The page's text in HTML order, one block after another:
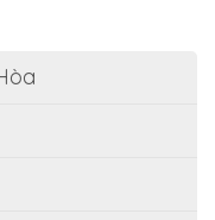
tại nhà phường